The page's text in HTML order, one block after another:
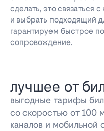
сделать, это связаться
и выбрать подходящий
гарантируем быстрое
сопровождение.
лучшее от
выгодные тарифы
со скоростью от 100
каналов и